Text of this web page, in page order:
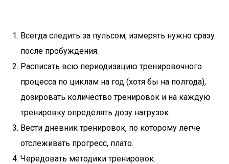
Всегда следить за пульсом, измерять нужно сразу
после пробуждения.
Расписать всю периодизацию тренировочного
процесса по циклам на год (хотя бы на полгода),
дозировать количество тренировок и на каждую
тренировку определять дозу нагрузок.
Вести дневник тренировок, по которому легче
отслеживать прогресс, плато.
Чередовать методики тренировок.